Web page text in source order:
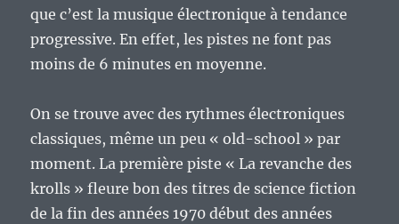
que c’est la musique électronique à tendance
progressive. En effet, les pistes ne font pas
moins de 6 minutes en moyenne.
On se trouve avec des rythmes électroniques
classiques, même un peu « old-school » par
moment. La première piste « La revanche des
krolls » fleure bon des titres de science fiction
de la fin des années 1970 début des années